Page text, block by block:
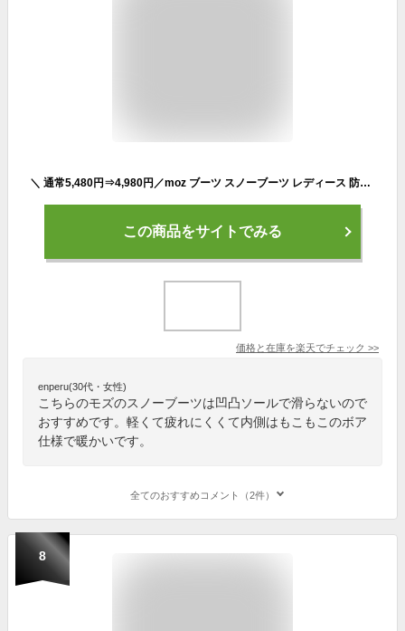
＼ 通常5,480円⇒4,980円／moz ブーツ スノーブーツ レディース 防水 ボア 歩きやすい 滑らない 防滑 おしゃれ 軽量 軽い モズ 靴 くつ 冬 かわいい 3E 甲高 幅広 23 24 25cm
この商品をサイトでみる
価格と在庫を楽天でチェック >>
enperu(30代・女性)
こちらのモズのスノーブーツは凹凸ソールで滑らないので
おすすめです。軽くて疲れにくくて内側はもこもこのボア
仕様で暖かいです。
全てのおすすめコメント（2件）
8